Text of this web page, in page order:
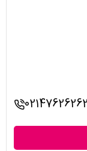
02147626262